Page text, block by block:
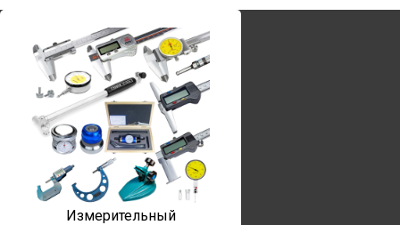
Измерительный